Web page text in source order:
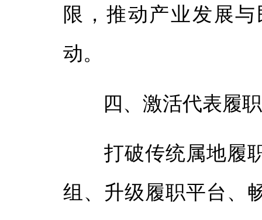
限，推动产业发展
动。
四、激活代表履职
打破传统属地履职
组、升级履职平台、